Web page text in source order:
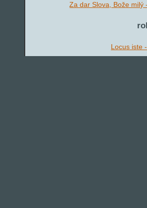
Za dar Slova, Bože milý
Locus iste